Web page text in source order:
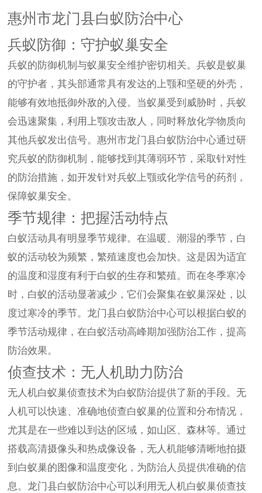
惠州市龙门县白蚁防治中心
兵蚁防御：守护蚁巢安全
兵蚁的防御机制与蚁巢安全维护密切相关。兵蚁是蚁巢
的守护者，其头部通常具有发达的上颚和坚硬的外壳，
能够有效地抵御外敌的入侵。当蚁巢受到威胁时，兵蚁
会迅速聚集，利用上颚攻击敌人，同时释放化学物质向
其他兵蚁发出信号。惠州市龙门县白蚁防治中心通过研
究兵蚁的防御机制，能够找到其薄弱环节，采取针对性
的防治措施，如开发针对兵蚁上颚或化学信号的药剂，
保障蚁巢安全。
季节规律：把握活动特点
白蚁活动具有明显季节规律。在温暖、潮湿的季节，白
蚁的活动较为频繁，繁殖速度也会加快。这是因为适宜
的温度和湿度有利于白蚁的生存和繁殖。而在冬季寒冷
时，白蚁的活动显著减少，它们会聚集在蚁巢深处，以
度过寒冷的季节。龙门县白蚁防治中心可以根据白蚁的
季节活动规律，在白蚁活动高峰期加强防治工作，提高
防治效果。
侦查技术：无人机助力防治
无人机白蚁巢侦查技术为白蚁防治提供了新的手段。无
人机可以快速、准确地侦查白蚁巢的位置和分布情况，
尤其是在一些难以到达的区域，如山区、森林等。通过
搭载高清摄像头和热成像设备，无人机能够清晰地拍摄
到白蚁巢的图像和温度变化，为防治人员提供准确的信
息。龙门县白蚁防治中心可以利用无人机白蚁巢侦查技